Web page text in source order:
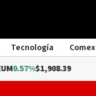
Tecnología
Comex